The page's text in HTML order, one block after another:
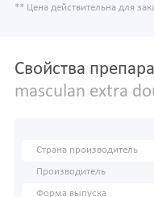
** Цена действительна для
Свойства
masculan extra
Страна производитель
Производитель
Форма выпуска